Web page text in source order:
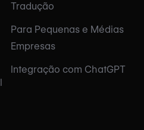
Tradução
Para Pequenas e Médias
Empresas
Integração com ChatGPT